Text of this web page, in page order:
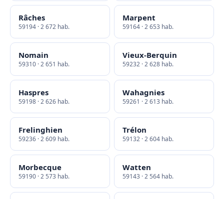
Râches
59194 · 2 672 hab.
Marpent
59164 · 2 653 hab.
Nomain
59310 · 2 651 hab.
Vieux-Berquin
59232 · 2 628 hab.
Haspres
59198 · 2 626 hab.
Wahagnies
59261 · 2 613 hab.
Frelinghien
59236 · 2 609 hab.
Trélon
59132 · 2 604 hab.
Morbecque
59190 · 2 573 hab.
Watten
59143 · 2 564 hab.